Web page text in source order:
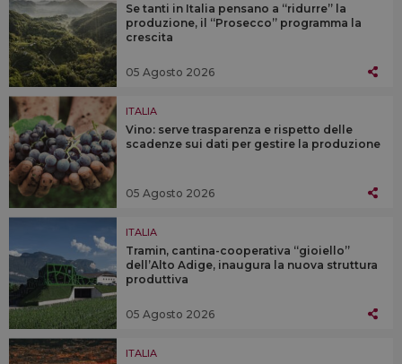
Se tanti in Italia pensano a “ridurre” la
produzione, il “Prosecco” programma la
crescita
05 Agosto 2026
ITALIA
Vino: serve trasparenza e rispetto delle
scadenze sui dati per gestire la produzione
05 Agosto 2026
ITALIA
Tramin, cantina-cooperativa “gioiello”
dell’Alto Adige, inaugura la nuova struttura
produttiva
05 Agosto 2026
ITALIA